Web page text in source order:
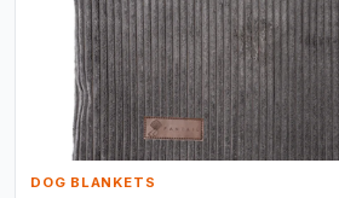
DOG BLANKETS